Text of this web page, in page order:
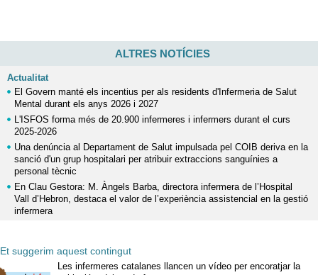
ALTRES NOTÍCIES
Actualitat
El Govern manté els incentius per als residents d'Infermeria de Salut
Mental durant els anys 2026 i 2027
L'ISFOS forma més de 20.900 infermeres i infermers durant el curs
2025-2026
Una denúncia al Departament de Salut impulsada pel COIB deriva en la
sanció d'un grup hospitalari per atribuir extraccions sanguínies a
personal tècnic
En Clau Gestora: M. Àngels Barba, directora infermera de l’Hospital
Vall d’Hebron, destaca el valor de l’experiència assistencial en la gestió
infermera
Et suggerim aquest contingut
Les infermeres catalanes llancen un vídeo per encoratjar la